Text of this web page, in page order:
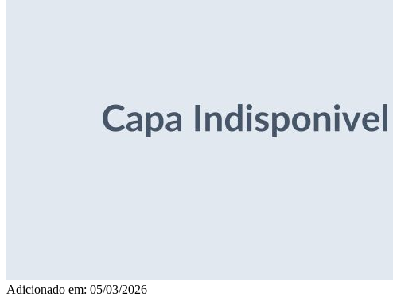
Adicionado em: 05/03/2026